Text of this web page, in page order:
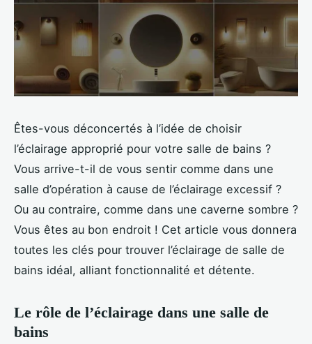
Êtes-vous déconcertés à l’idée de choisir
l’éclairage approprié pour votre salle de bains ?
Vous arrive-t-il de vous sentir comme dans une
salle d’opération à cause de l’éclairage excessif ?
Ou au contraire, comme dans une caverne sombre ?
Vous êtes au bon endroit ! Cet article vous donnera
toutes les clés pour trouver l’éclairage de salle de
bains idéal, alliant fonctionnalité et détente.
Le rôle de l’éclairage dans une salle de
bains